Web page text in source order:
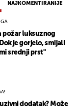
NAJKOMENTIRANIJE
požar luksuznog
je gorjelo, smijali
srednji prst"
dodatak? Može